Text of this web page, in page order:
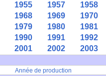
1955 1957
1958
1968 1969
1970
1979 1980
1981
1990 1991
1992
2001 2002 2003
Année de production